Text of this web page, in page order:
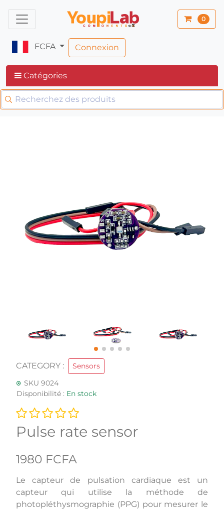
0
FCFA Connexion
Catégories
CATEGORY :
Sensors
SKU 9024
Disponibilité : En stock
Pulse rate sensor
1980 FCFA
Le capteur de pulsation cardiaque est un
capteur qui utilise la méthode de
photopléthysmographie (PPG) pour mesurer le